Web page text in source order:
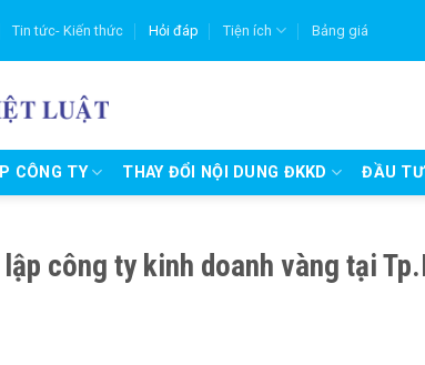
Tin tức- Kiến thức Hỏi đáp Tiện ích Bảng giá
CÔNG TY THAY ĐỔI NỘI DUNG ĐKKD ĐẦU TƯ
công ty kinh doanh vàng tại